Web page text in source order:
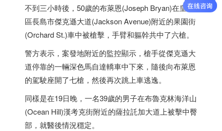
不到三小時後，50歲的布萊恩(Joseph Bryan)在皇后
區長島市傑克遜大道(Jackson Avenue)附近的果園街
(Orchard St.)車中被槍擊，手臂和軀幹共中了六槍。
警方表示，案發地附近的監控顯示，槍手從傑克遜大
道停靠的一輛深色馬自達轎車中下來，隨後向布萊恩
的駕駛座開了七槍，然後再次跳上車逃逸。
同樣是在19日晚，一名39歲的男子在布魯克林海洋山
(Ocean Hill)漢考克街附近的薩拉託加大道上被擊中臀
部，就醫後情況穩定。